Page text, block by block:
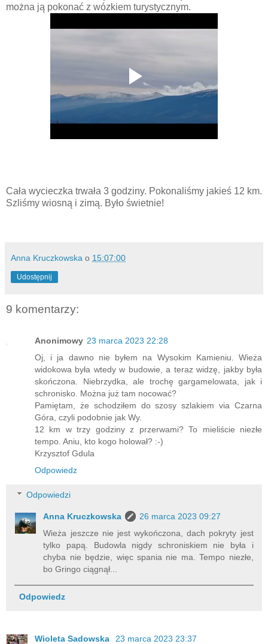
można ją pokonać z wózkiem turystycznym.
Cała wycieczka trwała 3 godziny. Pokonaliśmy jakieś 12 km.
Szliśmy wiosną i zimą. Było świetnie!
Anna Kruczkowska o 15:07:00
Udostępnij
9 komentarzy:
Anonimowy 23 marca 2023 22:28
Oj, i ja dawno nie byłem na Wysokim Kamieniu. Wieża
widokowa była wtedy w budowie, a teraz widzę, jakby była
skończona. Niebrzydka, ale trochę gargamelowata, jak i
schronisko. Można już tam nocować?
Pamiętam, że schodziłem do szosy szlakiem via Czarna
Góra, czyli podobnie jak Wy.
12 km w trzy godziny z przerwami? To mieliście niezłe
tempo. Aniu, kto kogo holował? :-)
Krzysztof Gdula
Odpowiedz
Odpowiedzi
Anna Kruczkowska
26 marca 2023 09:27
Wieża jeszcze nie jest wykończona, dach pokryty jest
tylko papą. Budowla nigdy schroniskiem nie była i
chyba nie będzie, więc spania nie ma. Tempo niezłe,
bo Gringo ciągnął...
Odpowiedz
Wioleta Sadowska
23 marca 2023 23:37